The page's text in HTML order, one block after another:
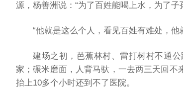
源，杨善洲说：“为了百姓能喝上水，为了
“他就是这么个人，看见百姓有难处，他
建场之初，芭蕉林村、雷打树村不通
家；碾米磨面，人背马驮，一去两三天回
抬上10多个小时还到不了医院。